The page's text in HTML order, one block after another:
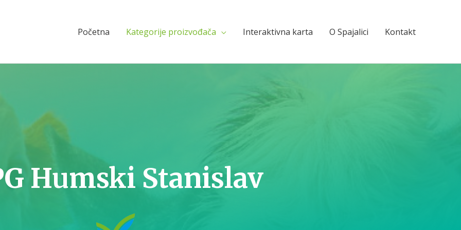
Početna Kategorije proizvođača Interaktivna karta O Spajalici Kontakt
Humski Stanislav